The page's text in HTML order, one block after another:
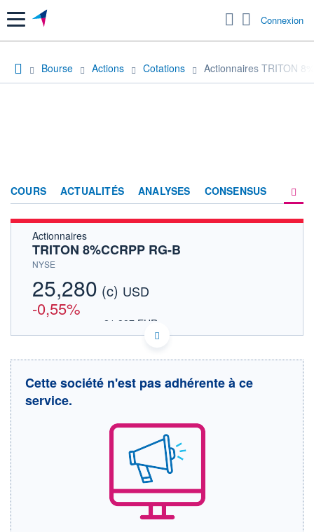
Menu Connexion
Bourse Actions Cotations Actionnaires TRITON
COURS ACTUALITÉS ANALYSES CONSENSUS
Actionnaires
TRITON 8%CCRPP RG-B
NYSE
25,280 (c) USD
-0,55%
21,887 EUR
DONNÉES TEMPS DIFFÉRÉ
Cotation sur les autres places
19h26 20h43
CLÔTURE VEILLE
Cette société n'est pas adhérente à ce
service.